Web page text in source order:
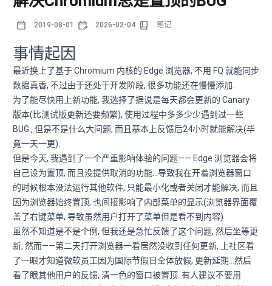
2019-08-01 2026-02-04 笔记
事情起因
最近换上了基于 Chromium 内核的 Edge 浏览器, 不用 FQ 就能同步
数据真香, 不过由于还处于开发阶段, 很多功能还在慢慢添加.
为了能尽快用上新功能, 我选择了据说是每天都会更新的 Canary
版本(比测试版更新还要频繁), 使用过程中多多少少遇到过一些
BUG , 但是不是什么大问题, 而且基本上反馈后24小时就能解决(毕
竟一天一更).
但是今天, 我遇到了一个严重影响体验的问题—— Edge 浏览器会将
自己设为置顶, 而且没提供取消的功能…导致我在开着浏览器窗口
的时候根本没法运行其他软件, 只能最小化或者关闭才能解决, 而且
因为浏览器始终置顶, 也间接影响了内部菜单的显示(浏览器界面覆
盖了右键菜单, 导致虽然用户打开了菜单但是看不到内容)
虽然不知道是不是个例, 但我还是急忙反馈了这个问题, 然后坐等更
新, 然而——第二天打开浏览器一看居然没收到任何更新, 上社区看
了一眼才知道微软员工因为国际节假日全体放假, 更新延期…然后
看了眼其他用户的反馈, 清一色的窗口被置顶. 有人建议不要用